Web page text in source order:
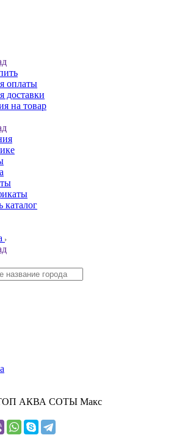
оплаты
доставки
на товар
каталог
АКВА СОТЫ Макс